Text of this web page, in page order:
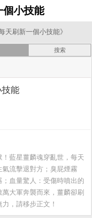
個小技能
天刷新一個小技能》
技能
藍星薑麟魂穿亂世，每天
流擊退對方；臭屁煙霧
血量驚人：受傷時噴出的
大軍奔襲而來，薑麟卻刷
，請移步正文！